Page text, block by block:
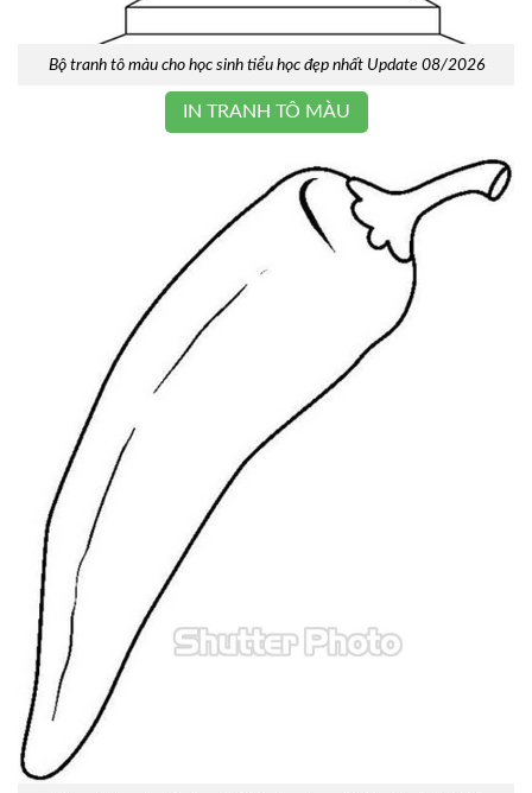
Bộ tranh tô màu cho học sinh tiểu học đẹp nhất Update 08/2026
IN TRANH TÔ MÀU